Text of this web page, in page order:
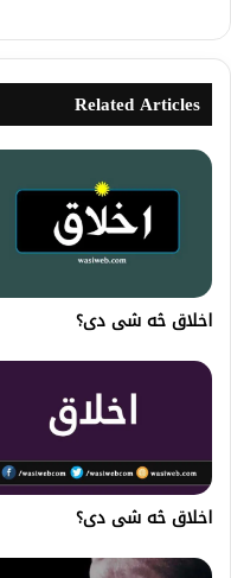
Related Articles
اخلاق څه شی دی؟
اخلاق څه شی دی؟